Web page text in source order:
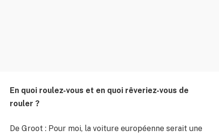
En quoi roulez-vous et en quoi rêveriez-vous de
rouler ?
De Groot : Pour moi, la voiture européenne serait une